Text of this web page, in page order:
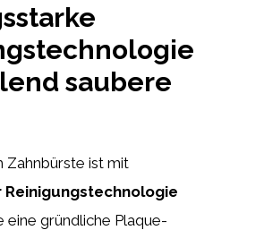
saubere
Zahnbürste ist mit
Reinigungstechnologie
eine gründliche Plaque-